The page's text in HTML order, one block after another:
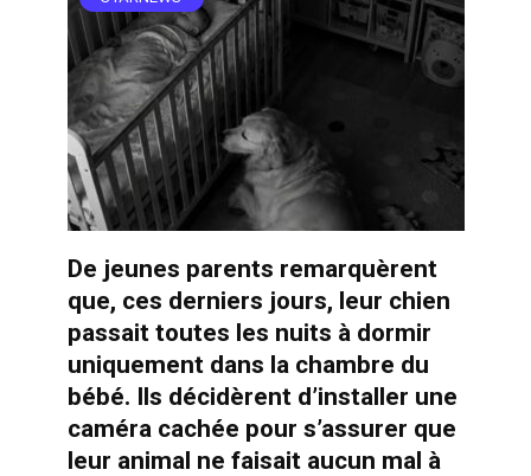
De jeunes parents remarquèrent
que, ces derniers jours, leur chien
passait toutes les nuits à dormir
uniquement dans la chambre du
bébé. Ils décidèrent d’installer une
caméra cachée pour s’assurer que
leur animal ne faisait aucun mal à